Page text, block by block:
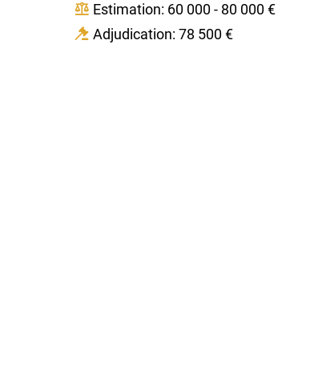
Estimation: 60 000 - 80 000 €
Adjudication: 78 500 €